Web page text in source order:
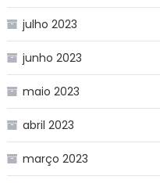
julho 2023
junho 2023
maio 2023
abril 2023
março 2023